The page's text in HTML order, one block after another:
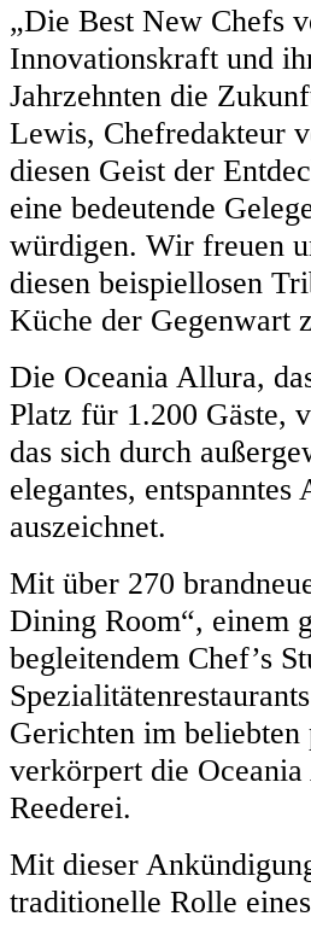
„Die Best New Chefs
Innovationskraft und
Jahrzehnten die
Lewis, Chefredakteur
diesen Geist der
eine bedeutende
würdigen. Wir freuen
diesen beispiellosen
Küche der Gegenwart
Die Oceania Allura,
Platz für 1.200 Gäste,
das sich durch
elegantes,
auszeichnet.
Mit über 270
Dining Room“, einem
begleitendem Chef’s
Gerichten im beliebten
verkörpert die
Reederei.
Mit dieser
traditionelle Rolle